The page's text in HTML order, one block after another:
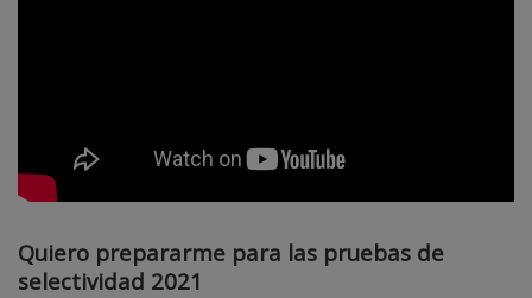
Quiero prepararme para las pruebas de
selectividad 2021